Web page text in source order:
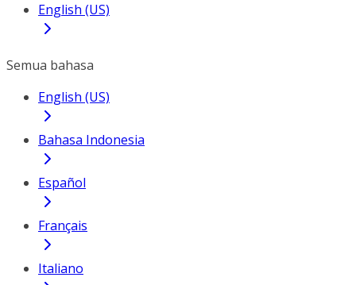
English (US)
Semua bahasa
English (US)
Bahasa Indonesia
Español
Français
Italiano